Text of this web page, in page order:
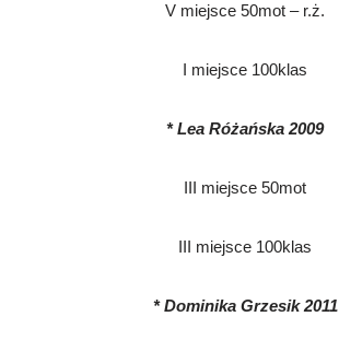
V miejsce 50mot – r.ż.
I miejsce 100klas
* Lea Różańska 2009
III miejsce 50mot
III miejsce 100klas
* Dominika Grzesik 2011